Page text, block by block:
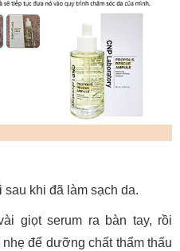
khi đã làm sạch da.
giọt serum ra bàn tay, rồi
để dưỡng chất thẩm thấu